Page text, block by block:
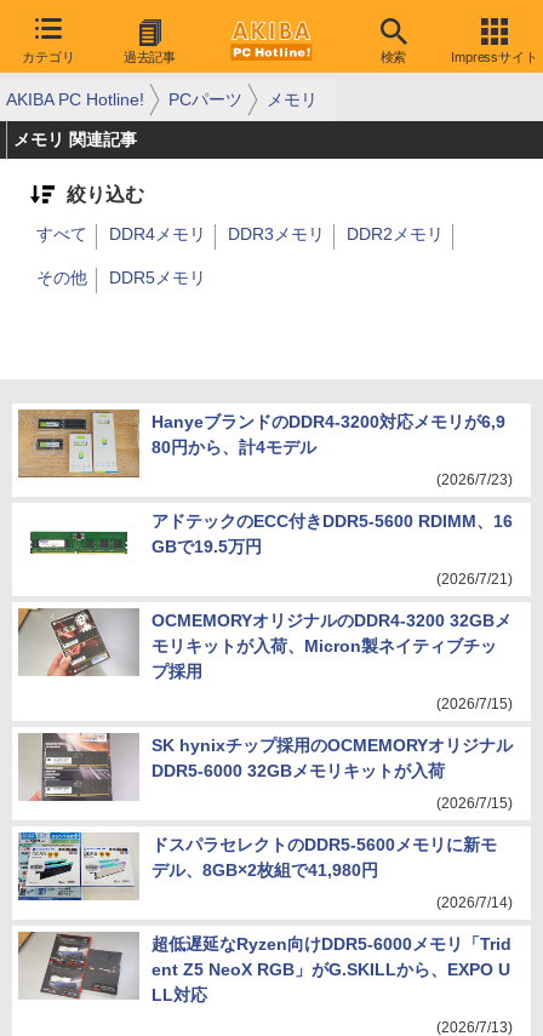
カテゴリ 過去記事 検索 Impressサイト
AKIBA PC Hotline! PCパーツ メモリ
メモリ 関連記事
絞り込む
すべて DDR4メモリ DDR3メモリ DDR2メモリ
その他 DDR5メモリ
HanyeブランドのDDR4-3200対応メモリが6,9
80円から、計4モデル
(2026/7/23)
アドテックのECC付きDDR5-5600 RDIMM、16
GBで19.5万円
(2026/7/21)
OCMEMORYオリジナルのDDR4-3200 32GBメ
モリキットが入荷、Micron製ネイティブチッ
プ採用
(2026/7/15)
SK hynixチップ採用のOCMEMORYオリジナル
DDR5-6000 32GBメモリキットが入荷
(2026/7/15)
ドスパラセレクトのDDR5-5600メモリに新モ
デル、8GB×2枚組で41,980円
(2026/7/14)
超低遅延なRyzen向けDDR5-6000メモリ「Trid
ent Z5 NeoX RGB」がG.SKILLから、EXPO U
LL対応
(2026/7/13)